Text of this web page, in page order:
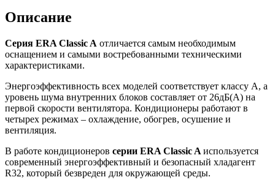
Описание
Серия ERA Classic A отличается самым необходимым
оснащением и самыми востребованными техническими
характеристиками.
Энергоэффективность всех моделей соответствует классу А, а
уровень шума внутренних блоков составляет от 26дБ(А) на
первой скорости вентилятора. Кондиционеры работают в
четырех режимах – охлаждение, обогрев, осушение и
вентиляция.
В работе кондиционеров серии ERA Classic A используется
современный энергоэффективный и безопасный хладагент
R32, который безвреден для окружающей среды.